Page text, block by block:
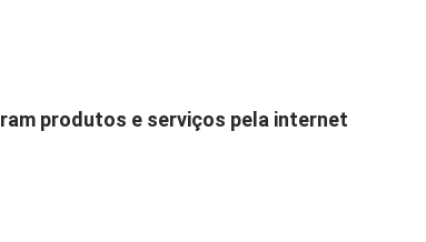
produtos e serviços pela internet